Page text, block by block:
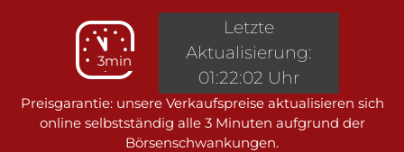
3min
Preisgarantie: unsere Verkaufspreise aktualisieren sich
online selbstständig alle 3 Minuten aufgrund der
Börsenschwankungen.
Letzte
Aktualisierung:
01:22:02 Uhr